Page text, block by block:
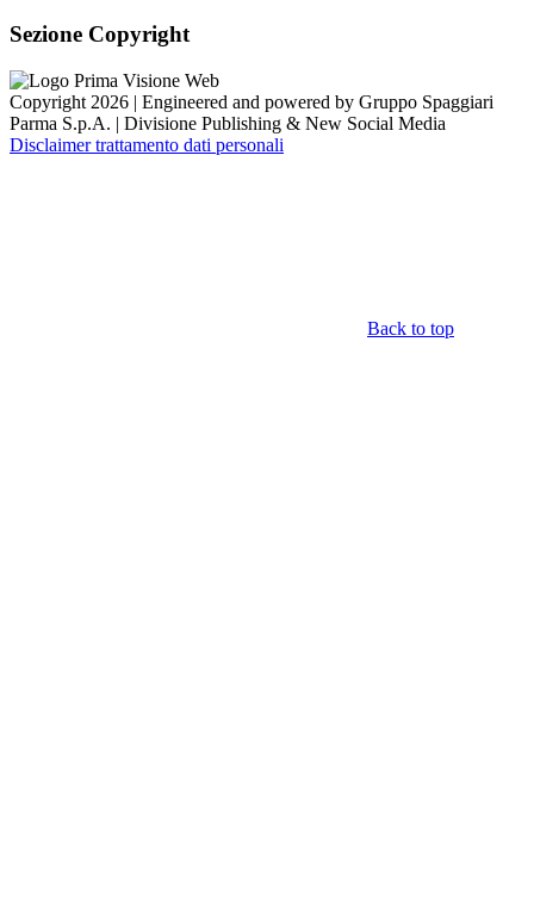
Sezione Copyright
Copyright 2026 | Engineered and powered by Gruppo Spaggiari
Parma S.p.A. | Divisione Publishing & New Social Media
Disclaimer trattamento dati personali
Back to top